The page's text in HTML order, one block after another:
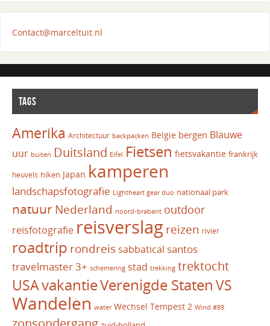
Contact@marceltuit.nl
TAGS
Amerika Architectuur backpacken Belgie bergen Blauwe
uur buiten Duitsland Eifel Fietsen fietsvakantie frankrijk
heuvels hiken Japan kamperen
landschapsfotografie Lightheart gear duo nationaal park
natuur Nederland noord-brabant outdoor
reisfotografie reisverslag reizen rivier
roadtrip rondreis sabbatical santos
travelmaster 3+ schemering stad trekking trektocht
USAvakantieVerenigde StatenVS
Wandelen water Wechsel Tempest 2 Wind #89